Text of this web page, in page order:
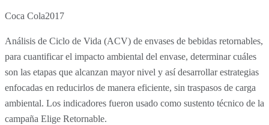
Coca Cola2017
Análisis de Ciclo de Vida (ACV) de envases de bebidas retornables,
para cuantificar el impacto ambiental del envase, determinar cuáles
son las etapas que alcanzan mayor nivel y así desarrollar estrategias
enfocadas en reducirlos de manera eficiente, sin traspasos de carga
ambiental. Los indicadores fueron usado como sustento técnico de la
campaña Elige Retornable.